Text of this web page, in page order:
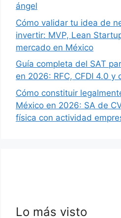
ángel
Cómo validar tu idea de
invertir: MVP, Lean
mercado en México
Guía completa del SAT
en 2026: RFC, CFDI 4.0 y
Cómo constituir
México en 2026: SA de
física con actividad
Lo más visto